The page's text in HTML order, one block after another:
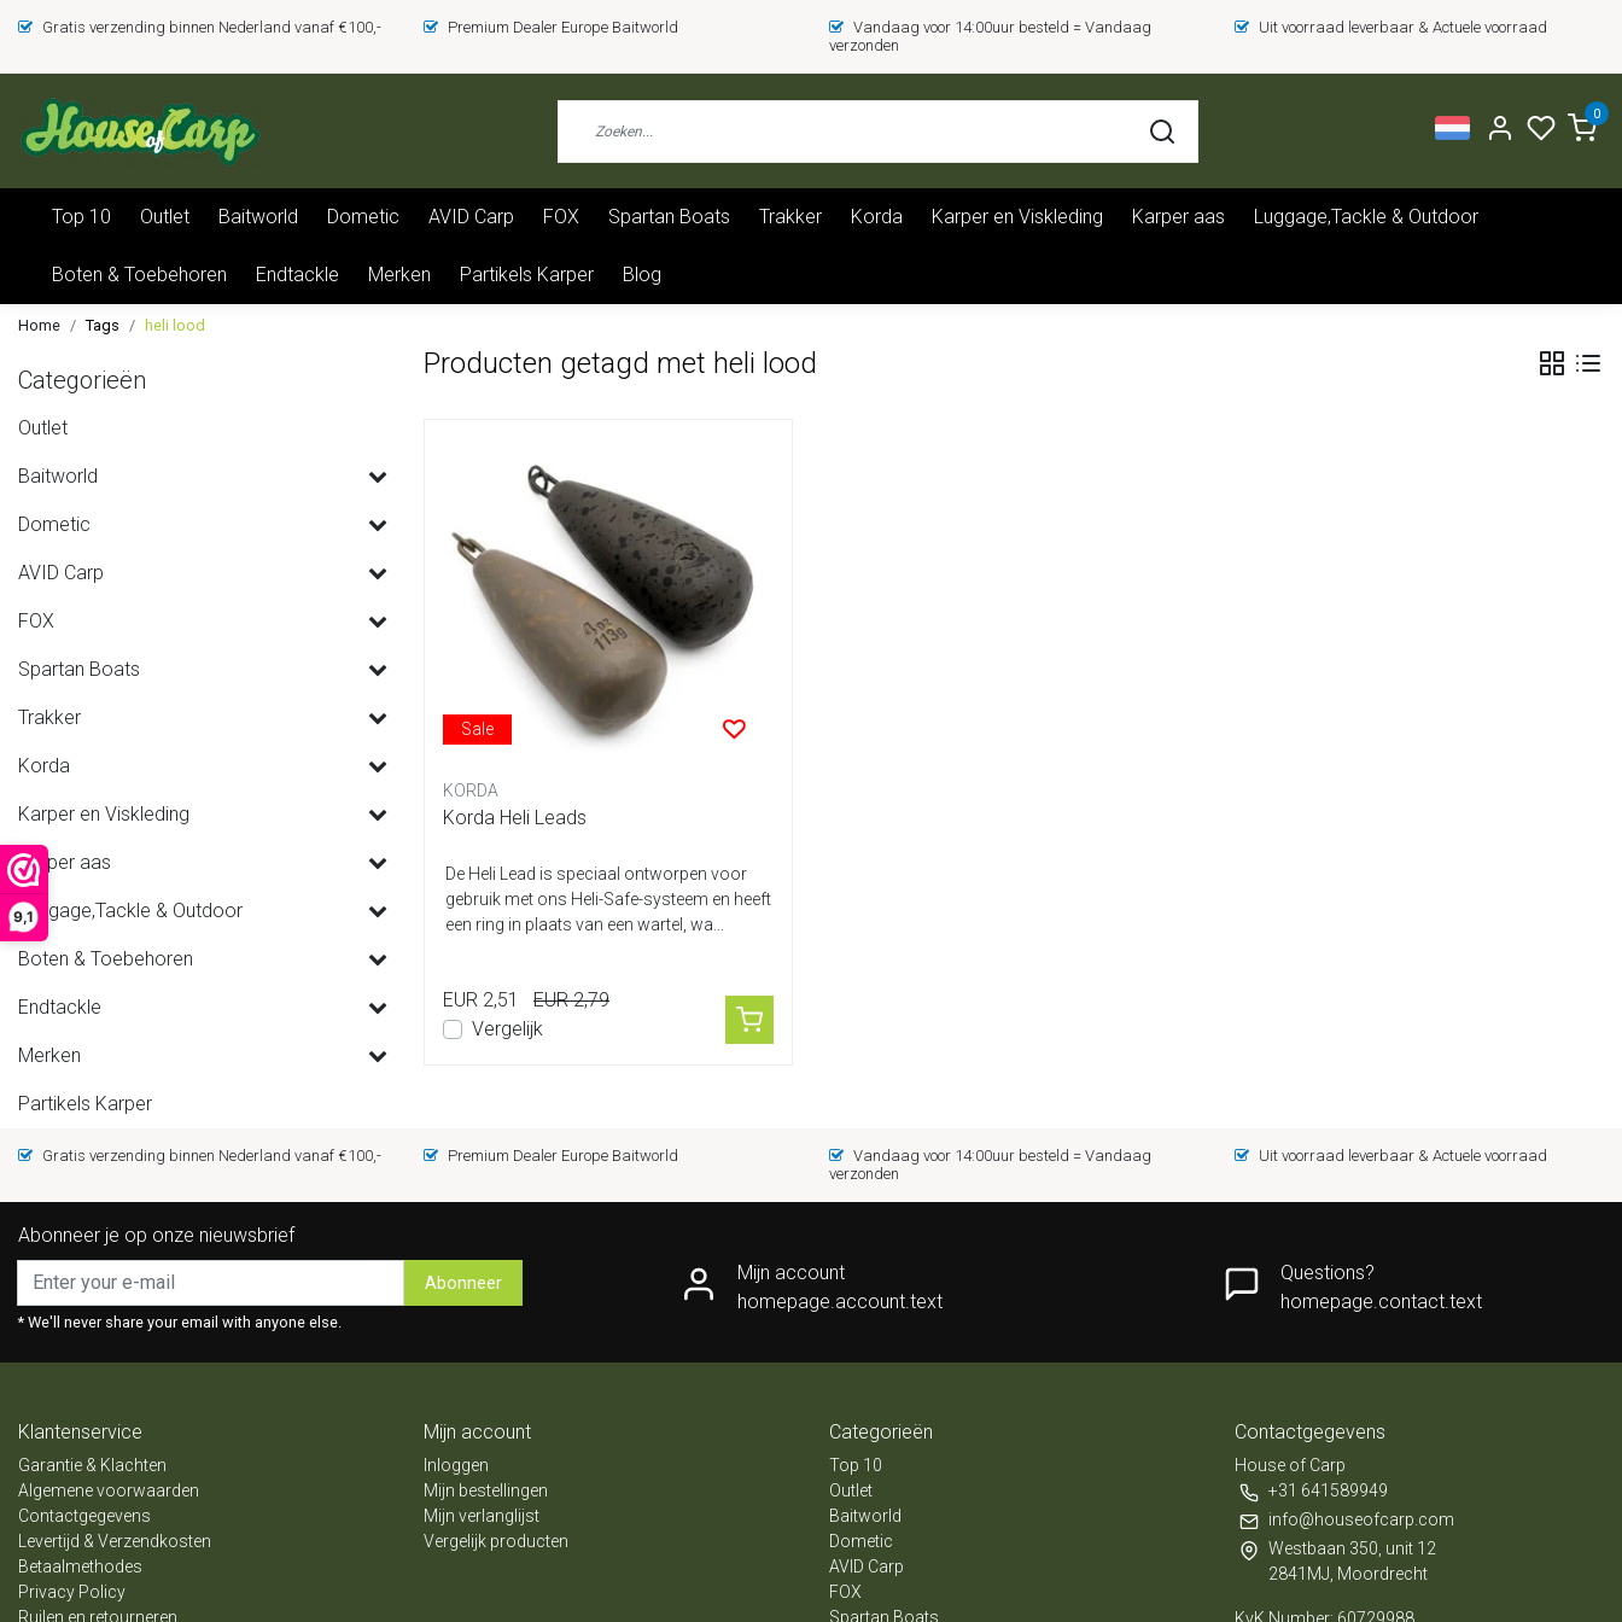
9,1
Gratis verzending binnen Nederland vanaf €100,- Premium Dealer Europe Baitworld
Vandaag voor 14:00uur besteld = Vandaag
verzonden
Uit voorraad leverbaar & Actuele voorraad
0
Top 10 Outlet Baitworld Dometic AVID Carp FOX Spartan Boats Trakker Korda Karper en Viskleding Karper aas Luggage,Tackle & Outdoor
Boten & Toebehoren Endtackle Merken Partikels Karper Blog
Home Tags heli lood
Categorieën
Outlet
Baitworld
Dometic
AVID Carp
FOX
Spartan Boats
Trakker
Korda
Karper en Viskleding
Karper aas
Luggage,Tackle & Outdoor
Boten & Toebehoren
Endtackle
Merken
Partikels Karper
Producten getagd met heli lood
Sale
KORDA
Korda Heli Leads
De Heli Lead is speciaal ontworpen voor
gebruik met ons Heli-Safe-systeem en heeft
een ring in plaats van een wartel, wa...
EUR 2,51
EUR 2,79
Vergelijk
Gratis verzending binnen Nederland vanaf €100,- Premium Dealer Europe Baitworld
Vandaag voor 14:00uur besteld = Vandaag
verzonden
Uit voorraad leverbaar & Actuele voorraad
Abonneer je op onze nieuwsbrief
Abonneer
* We'll never share your email with anyone else.
Mijn account
homepage.account.text
Questions?
homepage.contact.text
Klantenservice
Garantie & Klachten
Algemene voorwaarden
Contactgegevens
Levertijd & Verzendkosten
Betaalmethodes
Privacy Policy
Ruilen en retourneren
Mijn account
Inloggen
Mijn bestellingen
Mijn verlanglijst
Vergelijk producten
Categorieën
Top 10
Outlet
Baitworld
Dometic
AVID Carp
FOX
Spartan Boats
Contactgegevens
House of Carp
+31 641589949
info@houseofcarp.com
Westbaan 350, unit 12
2841MJ, Moordrecht